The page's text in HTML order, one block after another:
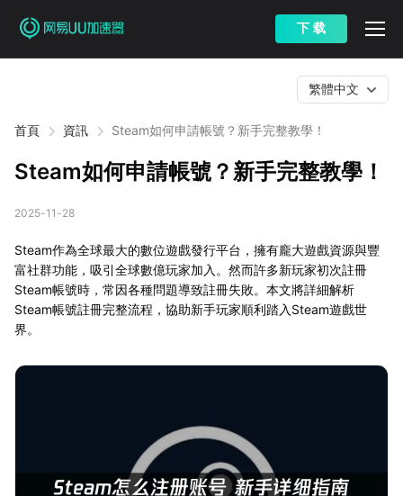
下 载
首頁 資訊 Steam如何申請帳號？新手完整教學！
繁體中文
Steam如何申請帳號？新手完整教學！
2025-11-28
Steam作為全球最大的數位遊戲發行平台，擁有龐大遊戲資源與豐
富社群功能，吸引全球數億玩家加入。然而許多新玩家初次註冊
Steam帳號時，常因各種問題導致註冊失敗。本文將詳細解析
Steam帳號註冊完整流程，協助新手玩家順利踏入Steam遊戲世
界。